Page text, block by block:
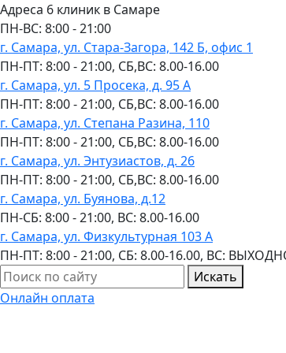
Адреса 6 клиник в Самаре
ПН-ВC: 8:00 - 21:00
г. Самара, ул. Стара-Загора, 142 Б, офис 1
ПН-ПТ: 8:00 - 21:00, СБ,ВС: 8.00-16.00
г. Самара, ул. 5 Просека, д. 95 А
ПН-ПТ: 8:00 - 21:00, СБ,ВС: 8.00-16.00
г. Самара, ул. Степана Разина, 110
ПН-ПТ: 8:00 - 21:00, СБ,ВС: 8.00-16.00
г. Самара, ул. Энтузиастов, д. 26
ПН-ПТ: 8:00 - 21:00, СБ,ВС: 8.00-16.00
г. Самара, ул. Буянова, д.12
ПН-СБ: 8:00 - 21:00, ВС: 8.00-16.00
г. Самара, ул. Физкультурная 103 А
ПН-ПТ: 8:00 - 21:00, СБ: 8.00-16.00, ВС:
Искать
Онлайн оплата